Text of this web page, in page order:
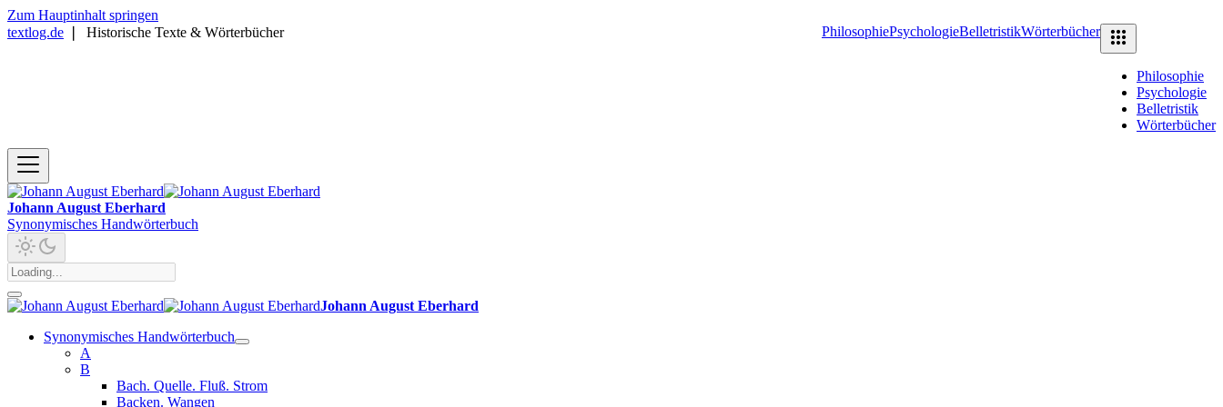
Zum Hauptinhalt springen
textlog.de
Historische Texte & Wörterbücher PhilosophiePsychologieBelletristikWörterbücher
Philosophie
Psychologie
Belletristik
Wörterbücher
Johann August Eberhard
Synonymisches Handwörterbuch
Johann August Eberhard
Synonymisches Handwörterbuch
A
B
Bach. Quelle. Fluß. Strom
Backen. Wangen